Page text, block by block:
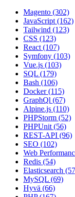
Magento (302)
JavaScript (162)
Tailwind (123)
CSS (123)
React (107)
Symfony (103)
Vue.js (103)
SQL (179)
Bash (106)
Docker(115)
GraphQl (67)
Alpine.js (110)
PHPStorm (52)
PHPUnit (56)
REST-API (96)
SEO (102)
Web
Redis (54)
Elasticsearch
MySQL (69)
Hyvä (66)